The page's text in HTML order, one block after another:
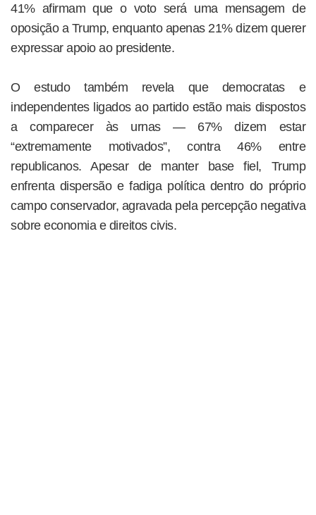
41% afirmam que o voto será uma mensagem de
oposição a Trump, enquanto apenas 21% dizem querer
expressar apoio ao presidente.
O estudo também revela que democratas e
independentes ligados ao partido estão mais dispostos
a comparecer às urnas — 67% dizem estar
“extremamente motivados”, contra 46% entre
republicanos. Apesar de manter base fiel, Trump
enfrenta dispersão e fadiga política dentro do próprio
campo conservador, agravada pela percepção negativa
sobre economia e direitos civis.